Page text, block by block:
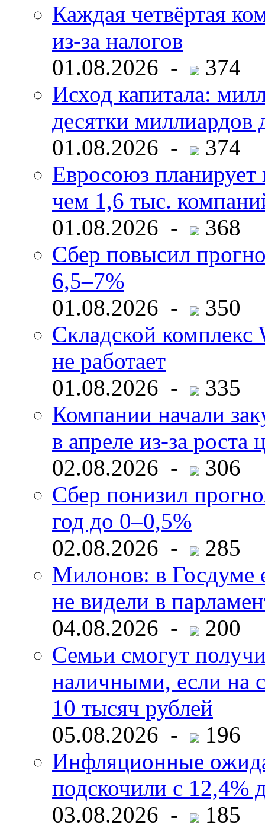
Каждая четвёртая
из-за налогов
01.08.2026 -
374
Исход капитала:
десятки миллиардов
01.08.2026 -
374
Евросоюз планирует
чем 1,6 тыс.
01.08.2026 -
368
Сбер повысил
6,5–7%
01.08.2026 -
350
Складской комплекс
не работает
01.08.2026 -
335
Компании начали
в апреле из-за роста
02.08.2026 -
306
Сбер понизил
год до 0–0,5%
02.08.2026 -
285
Милонов: в Госдуме
не видели в
04.08.2026 -
200
Семьи смогут
наличными, если на
10 тысяч рублей
05.08.2026 -
196
Инфляционные
подскочили с 12,4%
03.08.2026 -
185